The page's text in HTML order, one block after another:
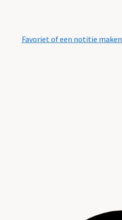
Favoriet of een notitie maken